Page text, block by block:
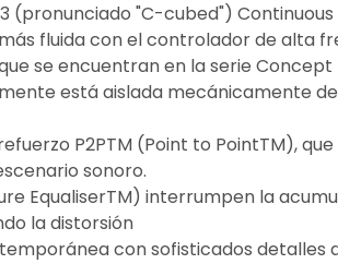
(pronunciado "C-cubed")
fluida con el controlador de alta
se encuentran en la serie
está aislada mecánicamente
P2PTM (Point to PointTM),
sonoro.
EqualiserTM) interrumpen la
la distorsión
con sofisticados detalles